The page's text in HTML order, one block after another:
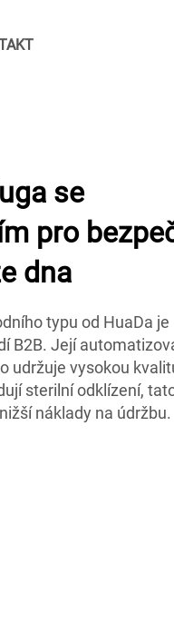
se
pro
dna
typu od HuaDa je
B2B. Její
udržuje vysokou
sterilní odklízení,
náklady na údržbu.